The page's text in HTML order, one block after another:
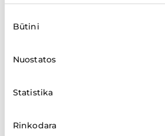
pasirinkimas
Būtini
Nuostatos
Statistika
Rinkodara